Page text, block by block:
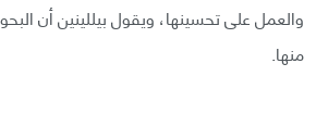
والعمل على تحسينها، ويقول بيللينين أن
منها.